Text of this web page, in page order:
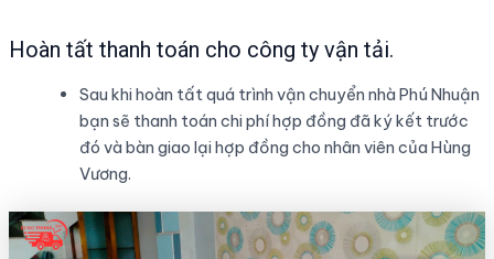
Hoàn tất thanh toán cho công ty vận tải.
Sau khi hoàn tất quá trình vận chuyển nhà Phú Nhuận
bạn sẽ thanh toán chi phí hợp đồng đã ký kết trước
đó và bàn giao lại hợp đồng cho nhân viên của Hùng
Vương.